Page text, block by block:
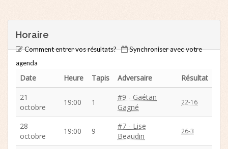
Horaire
Comment entrer vos résultats?
Synchroniser avec votre
agenda
Date Heure Tapis Adversaire
Résultat
21
octobre
19:00 1
#9 - Gaétan
Gagné
22-16
28
octobre
19:00 9
#7 - Lise
Beaudin
26-3